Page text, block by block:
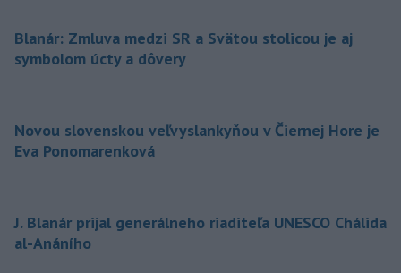
Blanár: Zmluva medzi SR a Svätou stolicou je aj
symbolom úcty a dôvery
Novou slovenskou veľvyslankyňou v Čiernej Hore je
Eva Ponomarenková
J. Blanár prijal generálneho riaditeľa UNESCO Chálida
al-Anáního